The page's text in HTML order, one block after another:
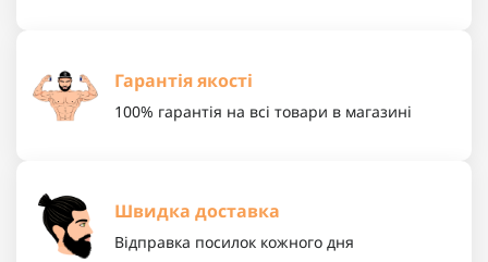
Гарантія якості
100% гарантія на всі товари в магазині
Швидка доставка
Відправка посилок кожного дня